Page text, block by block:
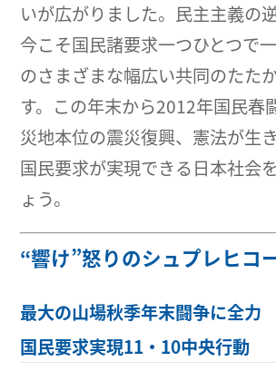
いが広がりました。民主主義の
今こそ国民諸要求一つひとつで
のさまざまな幅広い共同のたた
す。この年末から2012年国民春
災地本位の震災復興、憲法が生
国民要求が実現できる日本社会
ょう。
“響け”怒りのシュプレヒコ
最大の山場秋季年末闘争に全力
国民要求実現11・10中央行動